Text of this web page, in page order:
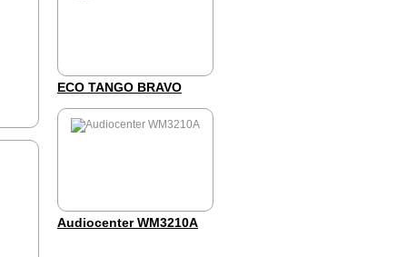
ECO TANGO BRAVO
Audiocenter WM3210A